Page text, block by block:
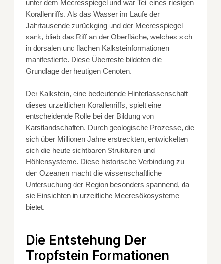
unter dem Meeresspiegel und war Teil eines riesigen
Korallenriffs. Als das Wasser im Laufe der
Jahrtausende zurückging und der Meeresspiegel
sank, blieb das Riff an der Oberfläche, welches sich
in dorsalen und flachen Kalksteinformationen
manifestierte. Diese Überreste bildeten die
Grundlage der heutigen Cenoten.
Der Kalkstein, eine bedeutende Hinterlassenschaft
dieses urzeitlichen Korallenriffs, spielt eine
entscheidende Rolle bei der Bildung von
Karstlandschaften. Durch geologische Prozesse, die
sich über Millionen Jahre erstreckten, entwickelten
sich die heute sichtbaren Strukturen und
Höhlensysteme. Diese historische Verbindung zu
den Ozeanen macht die wissenschaftliche
Untersuchung der Region besonders spannend, da
sie Einsichten in urzeitliche Meeresökosysteme
bietet.
Die Entstehung Der
Tropfstein Formationen